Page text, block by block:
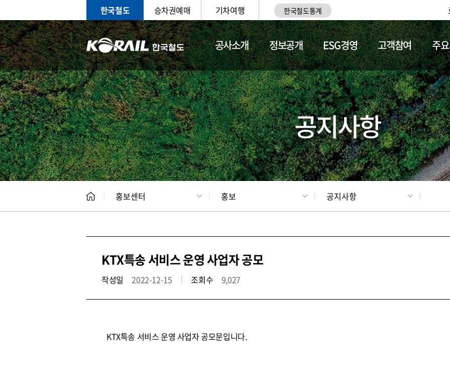
한국철도 승차권예매 기차여행 한국철도통계
공사소개 정보공개 ESG경영 고객참여 주
홍보 문화사업 갤러리 기차소개
공지사항
홍보센터 홍보 공지사항
KTX특송 서비스 운영 사업자 공모
작성일 2022-12-15 조회수 9,027
KTX특송 서비스 운영 사업자 공모문입니다.